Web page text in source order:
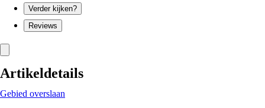
Verder kijken?
Reviews
Artikeldetails
Gebied overslaan